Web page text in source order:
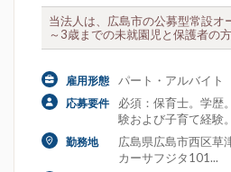
当法人は、広島市の公募型常設オ
～3歳までの未就園児と保護者の
雇用形態 パート・アルバイト
応募要件
必須：保育士。学歴
験および子育て経験。
勤務地
広島県広島市西区
カーサフジタ101...